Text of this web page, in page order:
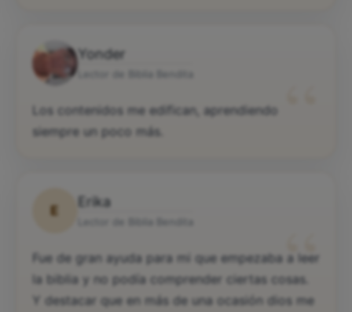
Yonder
Los contenidos me edifican, aprendiendo
siempre un poco más.
E
Erika
“
Fue de gran ayuda para mi que empezaba a leer
la biblia y no podía comprender ciertas cosas.
Y destacar que en más de una ocasión dios me